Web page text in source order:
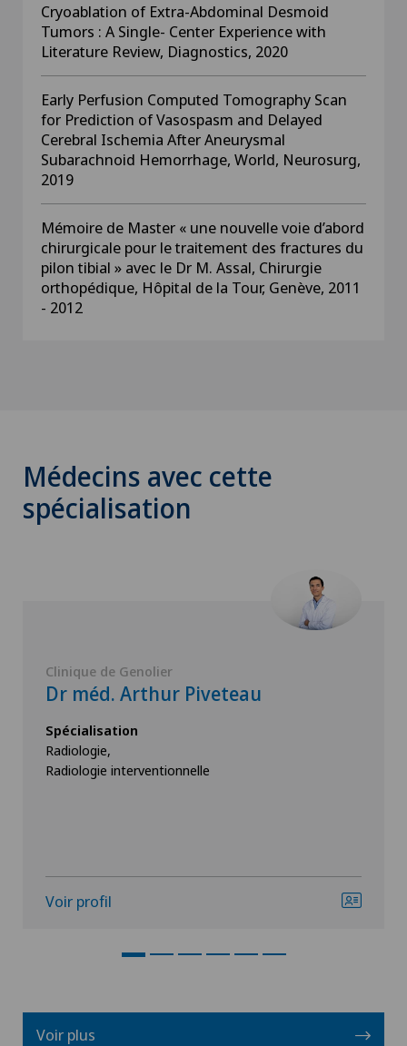
Cryoablation of Extra-Abdominal Desmoid
Tumors : A Single- Center Experience with
Literature Review, Diagnostics, 2020
Early Perfusion Computed Tomography Scan
for Prediction of Vasospasm and Delayed
Cerebral Ischemia After Aneurysmal
Subarachnoid Hemorrhage, World, Neurosurg,
2019
Mémoire de Master « une nouvelle voie d’abord
chirurgicale pour le traitement des fractures du
pilon tibial » avec le Dr M. Assal, Chirurgie
orthopédique, Hôpital de la Tour, Genève, 2011
- 2012
Médecins avec cette
spécialisation
Clinique de Genolier
Dr méd. Arthur Piveteau
Spécialisation
Radiologie,
Radiologie interventionnelle
Voir profil
Voir plus